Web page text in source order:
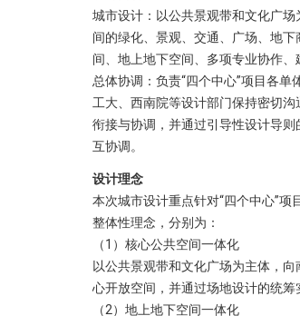
城市设计：以公共景观带和文化广
间的绿化、景观、交通、广场、地
间、地上地下空间、多项专业协作
总体协调：负责“四个中心”项目各
工大、西南院等设计部门保持密切
衔接与协调，并通过引导性设计导
互协调。
设计理念
本次城市设计重点针对“四个中心”
整体性理念，分别为：
（1）核心公共空间一体化
以公共景观带和文化广场为主体，
心开放空间，并通过场地设计的统筹
（2）地上地下空间一体化